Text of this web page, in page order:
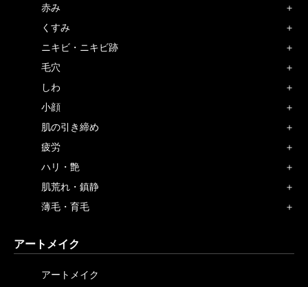
赤み
くすみ
ニキビ・ニキビ跡
毛穴
しわ
小顔
肌の引き締め
疲労
ハリ・艶
肌荒れ・鎮静
薄毛・育毛
アートメイク
アートメイク